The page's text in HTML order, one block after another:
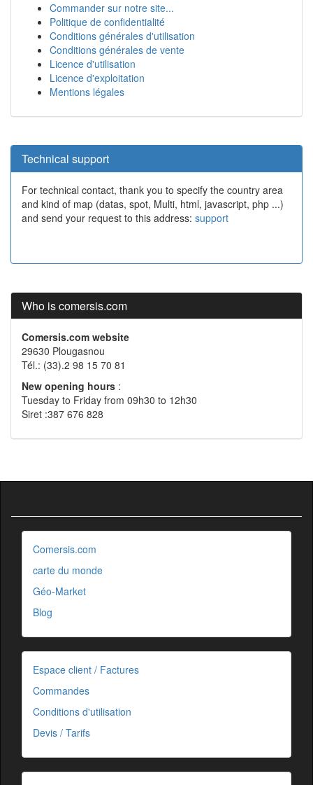
Commander sur notre site...
Politique de confidentialité
Conditions générales d'utilisation
Conditions générales de vente
Licence d'utilisation
Licence d'exploitation
Mentions légales
Technical support
For technical contact, thank you to specify the country area
and kind of map (datas, spot, Multi, html, javascript, php ...)
and send your request to this address: support
Who is comersis.com
Comersis.com website
29630 Plougasnou
Tél.: (33).2 98 15 70 81
New opening hours :
Tuesday to Friday from 09h30 to 12h30
Siret :387 676 828
Comersis.com
carte du monde
Géo-Market
Blog
Espace client / Factures
Commandes
Conditions d'utilisation
Devis / Tarifs